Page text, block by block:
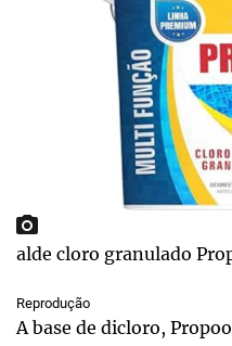
alde cloro granulado
Reprodução
A base de dicloro,